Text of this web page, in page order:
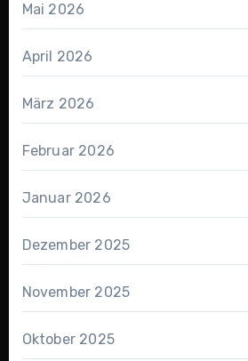
Mai 2026
April 2026
März 2026
Februar 2026
Januar 2026
Dezember 2025
November 2025
Oktober 2025